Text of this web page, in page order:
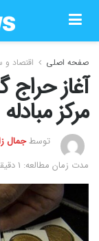
صفحه اصلی اقتصاد و
آغاز حراج
مرکز مبادله
توسطجمال
مدت زمان مطالعه: 1 دقیقه